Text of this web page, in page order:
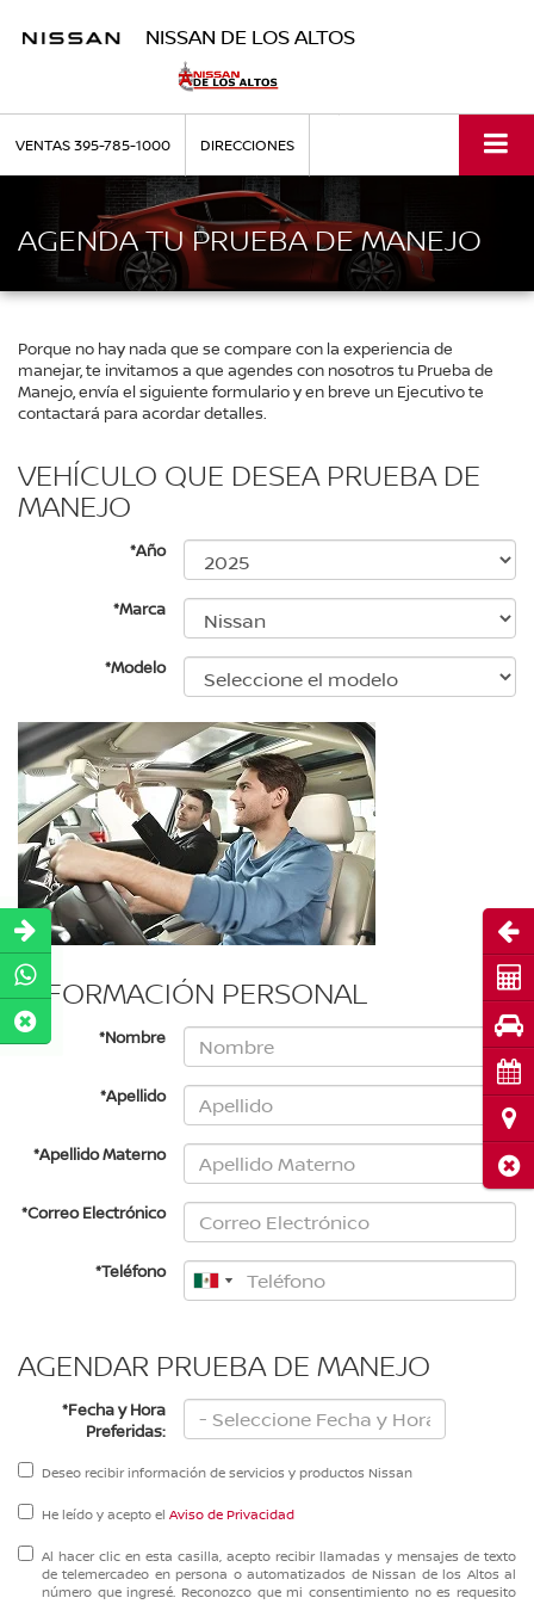
NISSAN DE LOS ALTOS
VENTAS395-785-1000 DIRECCIONES
AGENDA TU PRUEBA DE MANEJO
Porque no hay nada que se compare con la experiencia de
manejar, te invitamos a que agendes con nosotros tu Prueba de
Manejo, envía el siguiente formulario y en breve un Ejecutivo te
contactará para acordar detalles.
VEHÍCULO QUE DESEA PRUEBA DE
MANEJO
*Año
*Marca
*Modelo
INFORMACIÓN PERSONAL
*Nombre
*Apellido
*Apellido Materno
*Correo Electrónico
*Teléfono
AGENDAR PRUEBA DE MANEJO
*Fecha y Hora
Preferidas:
Deseo recibir información de servicios y productos Nissan
He leído y acepto el Aviso de Privacidad
Al hacer clic en esta casilla, acepto recibir llamadas y mensajes de texto
de telemercadeo en persona o automatizados de Nissan de los Altos al
número que ingresé. Reconozco que mi consentimiento no es requesito